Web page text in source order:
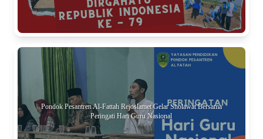
Pondok Pesantren Al-Fattah Rejoslamet Gelar Sholawat Bersama
Peringati Hari Guru Nasional